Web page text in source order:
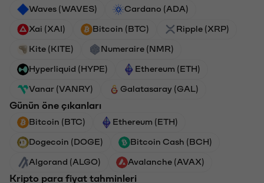
Waves (WAVES) Cardano (ADA)
Xai (XAI) Bitcoin (BTC) Ripple (XRP)
Kite (KITE) Numeraire (NMR)
Hyperliquid (HYPE) Ethereum (ETH)
Vanar (VANRY) Galatasaray (GAL)
Günün öne çıkanları
Bitcoin (BTC) Ethereum (ETH)
Dogecoin (DOGE) Bitcoin Cash (BCH)
Algorand (ALGO) Avalanche (AVAX)
Kripto para fiyat tahminleri